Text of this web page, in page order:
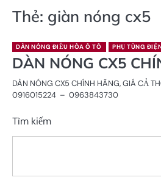
Thẻ: giàn nóng cx5
DÀN NÓNG ĐIỀU HÒA Ô TÔ PHỤ TÙNG
DÀN NÓNG CX5
DÀN NÓNG CX5 CHÍNH HÃNG, GIÁ CẢ
0916015224 – 0963843730
Tìm kiếm